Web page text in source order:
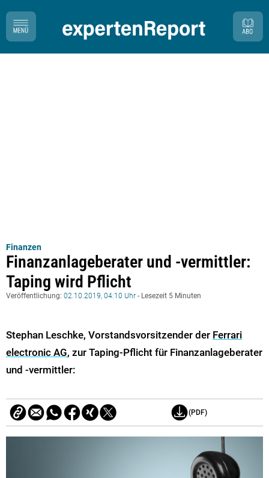
Finanzen
Finanzanlageberater und -vermittler:
Taping wird Pflicht
Veröffentlichung: 02.10.2019, 04:10 Uhr - Lesezeit 5 Minuten
Stephan Leschke, Vorstandsvorsitzender der Ferrari
electronic AG, zur Taping-Pflicht für Finanzanlageberater
und -vermittler:
(PDF)